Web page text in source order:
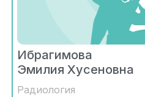
Ибрагимова
Эмилия Хусеновна
Радиология